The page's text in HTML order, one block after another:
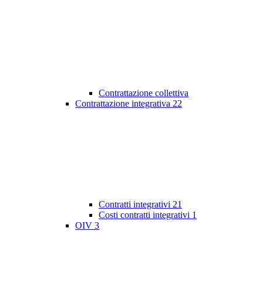
Contrattazione collettiva
Contrattazione integrativa 22
Contratti integrativi 21
Costi contratti integrativi 1
OIV 3